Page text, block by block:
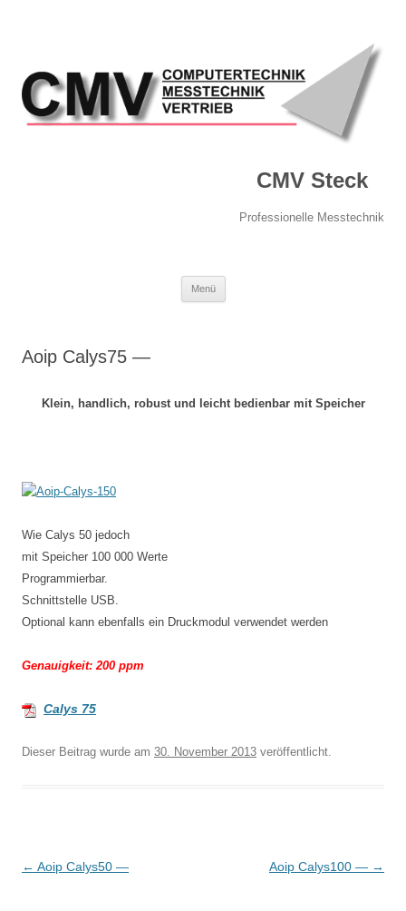
CMV Steck
Professionelle Messtechnik
Menü
Aoip Calys75 —
Klein, handlich, robust und leicht bedienbar mit Speicher
Wie Calys 50 jedoch
mit Speicher 100 000 Werte
Programmierbar.
Schnittstelle USB.
Optional kann ebenfalls ein Druckmodul verwendet werden
Genauigkeit: 200 ppm
Calys 75
Dieser Beitrag wurde am 30. November 2013 veröffentlicht.
B
← Aoip Calys50 — Aoip Calys100 — →